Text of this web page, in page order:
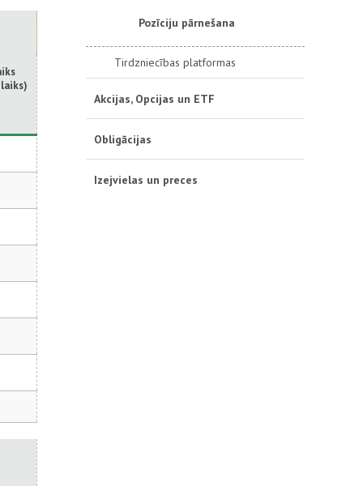
Pozīciju pārnešana
Tirdzniecības platformas
Akcijas, Opcijas un ETF
Obligācijas
Izejvielas un preces